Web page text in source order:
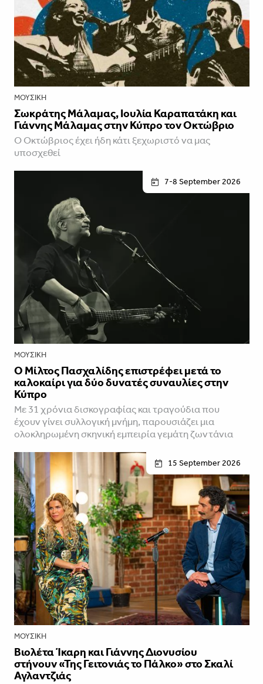
ΜΟΥΣΙΚΉ
Σωκράτης Μάλαμας, Ιουλία Καραπατάκη και
Γιάννης Μάλαμας στην Κύπρο τον Οκτώβριο
Ο Οκτώβριος έχει ήδη κάτι ξεχωριστό να μας
υποσχεθεί
7-8 September 2026
ΜΟΥΣΙΚΉ
Ο Μίλτος Πασχαλίδης επιστρέφει μετά το
καλοκαίρι για δύο δυνατές συναυλίες στην
Κύπρο
Mε 31 χρόνια δισκογραφίας και τραγούδια που
έχουν γίνει συλλογική μνήμη, παρουσιάζει μια
ολοκληρωμένη σκηνική εμπειρία γεμάτη ζωντάνια
15 September 2026
ΜΟΥΣΙΚΉ
Βιολέτα Ίκαρη και Γιάννης Διονυσίου
στήνουν «Της Γειτονιάς το Πάλκο» στο Σκαλί
Αγλαντζιάς